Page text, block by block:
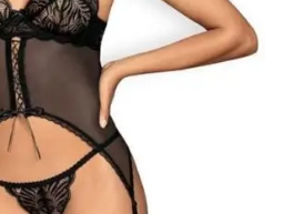
AÑADIR AL
CARRITO